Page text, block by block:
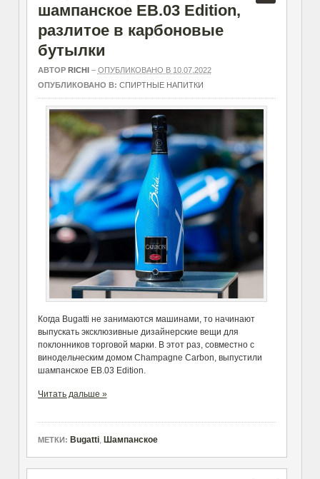
шампанское EB.03 Edition,
разлитое в карбоновые
бутылки
АВТОР RICHI– ОПУБЛИКОВАНО В 10.07.2022
ОПУБЛИКОВАНО В: СПИРТНЫЕ НАПИТКИ
Когда Bugatti не занимаются машинами, то начинают
выпускать эксклюзивные дизайнерские вещи для
поклонников торговой марки. В этот раз, совместно с
винодельческим домом Champagne Carbon, выпустили
шампанское EB.03 Edition.
Читать дальше »
МЕТКИ: Bugatti, Шампанское